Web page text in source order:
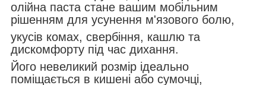
олійна паста стане вашим мобільним
рішенням для усунення м'язового болю,
укусів комах, свербіння, кашлю та
дискомфорту під час дихання.
Його невеликий розмір ідеально
поміщається в кишені або сумочці,